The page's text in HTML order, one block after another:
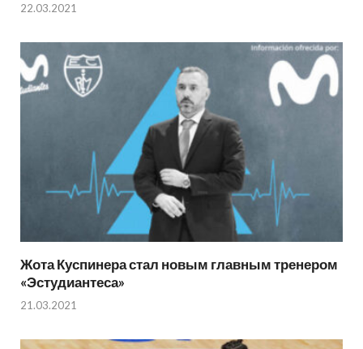
22.03.2021
Жота Куспинера стал новым главным тренером
«Эстудиантеса»
21.03.2021